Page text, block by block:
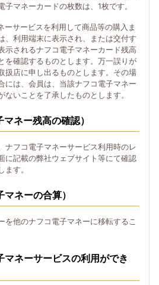
マネーカードの枚数は、1枚です。
ーサービスを利用して商品等の購入ま
、利用端末に表示され、または交付す
示されるナフコ電子マネーカード残高
を確認するものとします。万一誤りが
扱店に申し出るものとします。その場
には、会員は、当該ナフコ電子マネー
ないことを了承したものとします。
ネー残高の確認）
ナフコ電子マネーサービス利用時のレ
に記載の弊社ウェブサイト等にて確認
ます。
ネーの合算）
を他のナフコ電子マネーに移転するこ
ネーサービスの利用ができ